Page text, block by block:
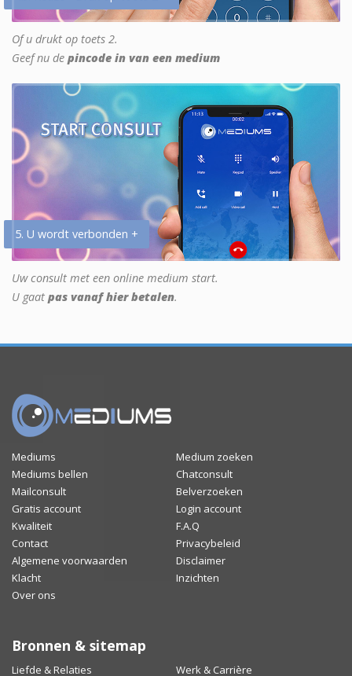
Of u drukt op toets 2.
Geef nu de pincode in van een medium
5. U wordt verbonden +
Uw consult met een online medium start.
U gaat pas vanaf hier betalen.
Mediums
Medium zoeken
Mediums bellen
Chatconsult
Mailconsult
Belverzoeken
Gratis account
Login account
Kwaliteit
F.A.Q
Contact
Privacybeleid
Algemene voorwaarden
Disclaimer
Klacht
Inzichten
Over ons
Bronnen & sitemap
Liefde & Relaties Werk & Carrière